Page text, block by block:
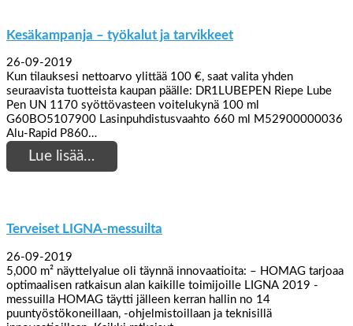
Kesäkampanja – työkalut ja tarvikkeet
26-09-2019
Kun tilauksesi nettoarvo ylittää 100 €, saat valita yhden
seuraavista tuotteista kaupan päälle: DR1LUBEPEN Riepe Lube
Pen UN 1170 syöttövasteen voitelukynä 100 ml
G60BO5107900 Lasinpuhdistusvaahto 660 ml M52900000036
Alu-Rapid P860…
Lue lisää…
Terveiset LIGNA-messuilta
26-09-2019
5,000 m² näyttelyalue oli täynnä innovaatioita: – HOMAG tarjoaa
optimaalisen ratkaisun alan kaikille toimijoille LIGNA 2019 -
messuilla HOMAG täytti jälleen kerran hallin no 14
puuntyöstökoneillaan, -ohjelmistoillaan ja teknisillä